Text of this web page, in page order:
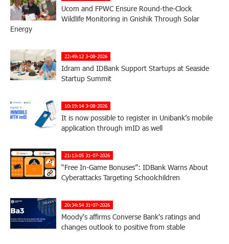
Ucom and FPWC Ensure Round-the-Clock
Wildlife Monitoring in Gnishik Through Solar
Energy
22:49:12 3-08-2026
Idram and IDBank Support Startups at Seaside
Startup Summit
10:19:14 3-08-2026
It is now possible to register in Unibank’s mobile
application through imID as well
21:13:05 31-07-2026
“Free In-Game Bonuses”: IDBank Warns About
Cyberattacks Targeting Schoolchildren
20:34:54 31-07-2026
Moody's affirms Converse Bank's ratings and
changes outlook to positive from stable